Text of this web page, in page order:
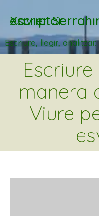
Xavier Serrahima: escriptor
Escriure, llegir,
manera
Viure